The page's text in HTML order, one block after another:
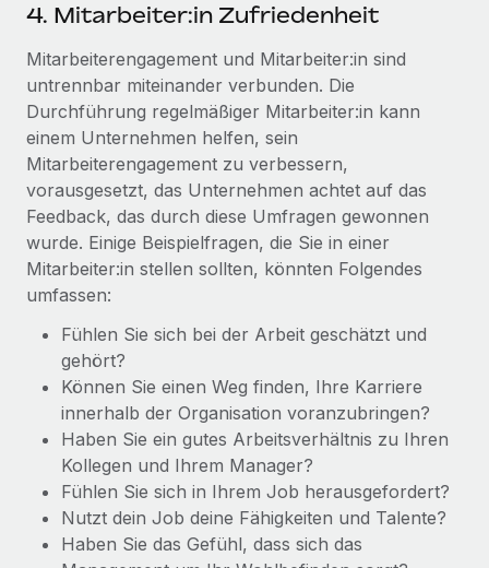
4. Mitarbeiter:in Zufriedenheit
Mitarbeiterengagement und Mitarbeiter:in sind
untrennbar miteinander verbunden. Die
Durchführung regelmäßiger Mitarbeiter:in kann
einem Unternehmen helfen, sein
Mitarbeiterengagement zu verbessern,
vorausgesetzt, das Unternehmen achtet auf das
Feedback, das durch diese Umfragen gewonnen
wurde. Einige Beispielfragen, die Sie in einer
Mitarbeiter:in stellen sollten, könnten Folgendes
umfassen:
Fühlen Sie sich bei der Arbeit geschätzt und
gehört?
Können Sie einen Weg finden, Ihre Karriere
innerhalb der Organisation voranzubringen?
Haben Sie ein gutes Arbeitsverhältnis zu Ihren
Kollegen und Ihrem Manager?
Fühlen Sie sich in Ihrem Job herausgefordert?
Nutzt dein Job deine Fähigkeiten und Talente?
Haben Sie das Gefühl, dass sich das